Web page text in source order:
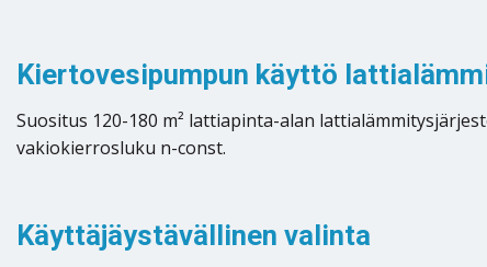
Kiertovesipumpun käyttö
Suositus 120-180 m² lattiapinta-alan
vakiokierrosluku n-const.
Käyttäjäystävällinen valinta